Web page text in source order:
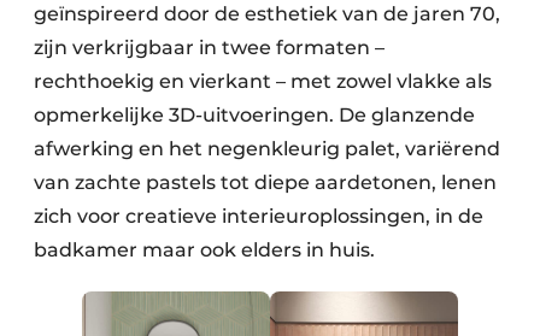
geïnspireerd door de esthetiek van de jaren 70,
zijn verkrijgbaar in twee formaten –
rechthoekig en vierkant – met zowel vlakke als
opmerkelijke 3D-uitvoeringen. De glanzende
afwerking en het negenkleurig palet, variërend
van zachte pastels tot diepe aardetonen, lenen
zich voor creatieve interieuroplossingen, in de
badkamer maar ook elders in huis.